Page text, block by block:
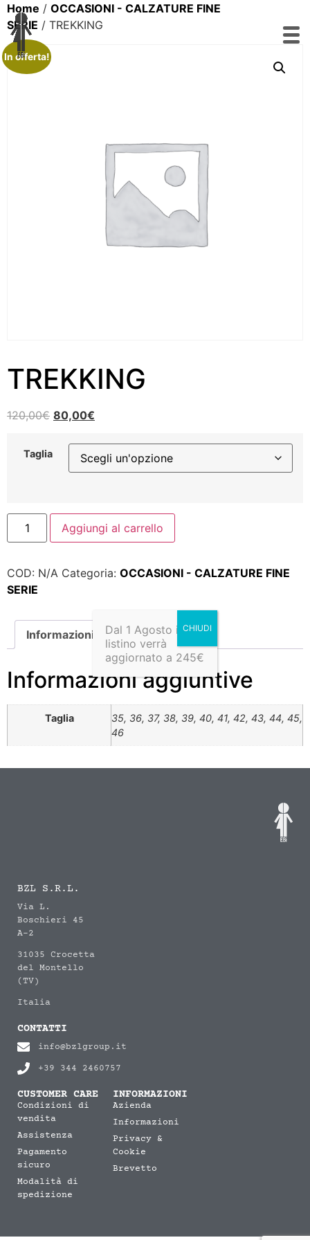
Home / OCCASIONI - CALZATURE FINE
SERIE / TREKKING
In offerta!
TREKKING
120,00€ 80,00€
Taglia
Aggiungi al carrello
COD: N/A Categoria: OCCASIONI - CALZATURE FINE
SERIE
Informazioni aggiuntive
Informazioni aggiuntive
Taglia
35, 36, 37, 38, 39, 40, 41, 42, 43, 44, 45,
46
BZL S.R.L.
Via L.
Boschieri 45
A-2
31035 Crocetta
del Montello
(TV)
Italia
CONTATTI
info@bzlgroup.it
+39 344 2460757
CUSTOMER CARE
Condizioni di
vendita
Assistenza
Pagamento
sicuro
Modalità di
spedizione
INFORMAZIONI
Azienda
Informazioni
Privacy &
Cookie
Brevetto
Dal 1 Agosto il
listino verrà
aggiornato a 245€